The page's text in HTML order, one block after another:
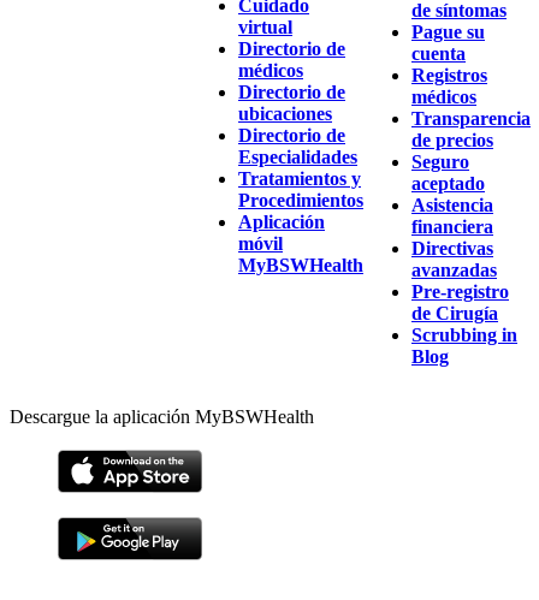
Cuidado
virtual
Directorio de
médicos
Directorio de
ubicaciones
Directorio de
Especialidades
Tratamientos y
Procedimientos
Aplicación
móvil
MyBSWHealth
de síntomas
Pague su
cuenta
Registros
médicos
Transparencia
de precios
Seguro
aceptado
Asistencia
financiera
Directivas
avanzadas
Pre-registro
de Cirugía
Scrubbing in
Blog
Descargue la aplicación MyBSWHealth